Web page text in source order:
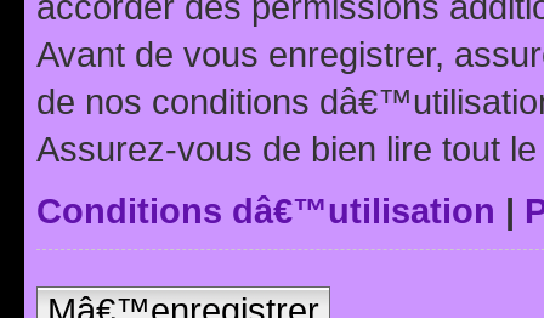
Avant de vous enregistrer,
de nos conditions
Assurez-vous de bien lire tout
Conditions dâ€™utilisation |
Mâ€™enregistrer